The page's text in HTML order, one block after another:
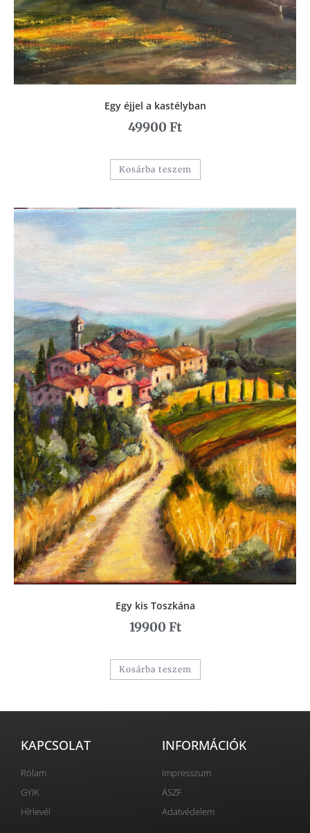
Egy éjjel a kastélyban
49900 Ft
Kosárba teszem
Egy kis Toszkána
19900 Ft
Kosárba teszem
KAPCSOLAT
Rólam
GYIK
Hírlevél
INFORMÁCIÓK
Impresszum
ÁSZF
Adatvédelem